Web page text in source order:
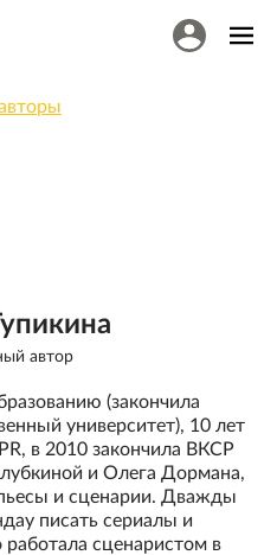
автор
(закончила
университет), 10 лет
в 2010 закончила ВКСР
и Олега Дормана,
и сценарии. Дважды
писать сериалы и
сценаристом в